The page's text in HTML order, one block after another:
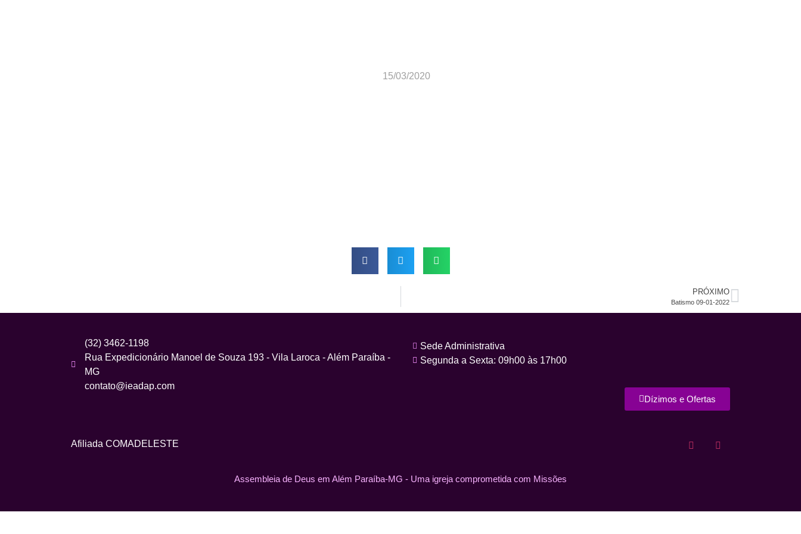
15/03/2020
PRÓXIMO
Batismo 09-01-2022
(32) 3462-1198
Rua Expedicionário Manoel de Souza 193 - Vila Laroca - Além Paraíba -
MG
contato@ieadap.com
Afiliada COMADELESTE
Sede Administrativa
Segunda a Sexta: 09h00 às 17h00
Dízimos e Ofertas
Assembleia de Deus em Além Paraíba-MG - Uma igreja comprometida com Missões